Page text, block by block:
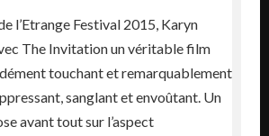
l’Etrange Festival 2015, Karyn
The Invitation un véritable film
touchant et remarquablement
sanglant et envoûtant. Un
avant tout sur l’aspect